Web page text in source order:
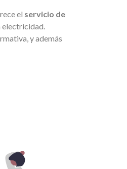
el servicio de
y además